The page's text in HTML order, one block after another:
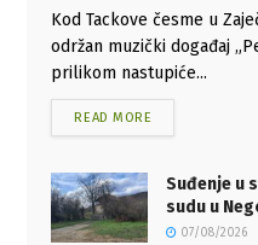
Kod Tackove česme u
održan muzički događaj
prilikom nastupiće...
READ MORE
Suđenje u
sudu u
07/08/2026